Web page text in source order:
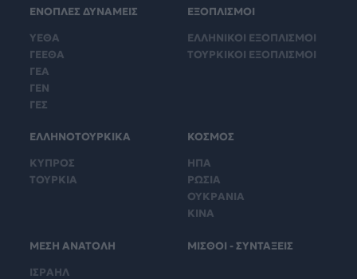
ΕΝΟΠΛΕΣ ΔΥΝΑΜΕΙΣ
ΥΕΘΑ
ΓΕΕΘΑ
ΓΕΑ
ΓΕΝ
ΓΕΣ
ΕΞΟΠΛΙΣΜΟΙ
ΕΛΛΗΝΙΚΟΙ ΕΞΟΠΛΙΣΜΟΙ
ΤΟΥΡΚΙΚΟΙ ΕΞΟΠΛΙΣΜΟΙ
ΕΛΛΗΝΟΤΟΥΡΚΙΚΑ
ΚΥΠΡΟΣ
ΤΟΥΡΚΙΑ
ΚΟΣΜΟΣ
ΗΠΑ
ΡΩΣΙΑ
ΟΥΚΡΑΝΙΑ
ΚΙΝΑ
ΜΕΣΗ ΑΝΑΤΟΛΗ
ΙΣΡΑΗΛ
ΜΙΣΘΟΙ - ΣΥΝΤΑΞΕΙΣ